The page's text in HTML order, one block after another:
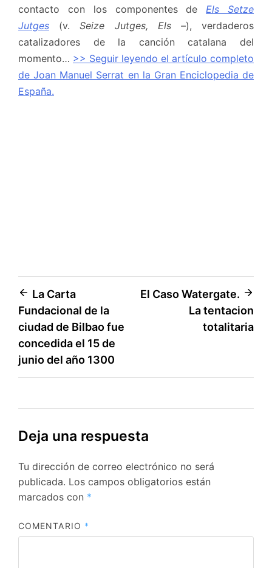
contacto con los componentes deEls Setze
Jutges (v.Seize Jutges, Els –), verdaderos
catalizadores de la canción catalana del
momento… >> Seguir leyendo el artículo completo
de Joan Manuel Serrat en la Gran Enciclopedia de
España.
Navegación
de
entradas
La Carta
Fundacional de la
ciudad de Bilbao fue
concedida el 15 de
junio del año 1300
El Caso Watergate.
La tentacion
totalitaria
Deja una respuesta
Tu dirección de correo electrónico no será
publicada. Los campos obligatorios están
marcados con *
COMENTARIO *